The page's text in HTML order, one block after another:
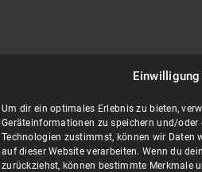
Um dir ein optimales Erlebnis zu bieten,
Geräteinformationen zu speichern und/
Technologien zustimmst, können wir Daten
auf dieser Website verarbeiten. Wenn du
zurückziehst, können bestimmte Merkmale